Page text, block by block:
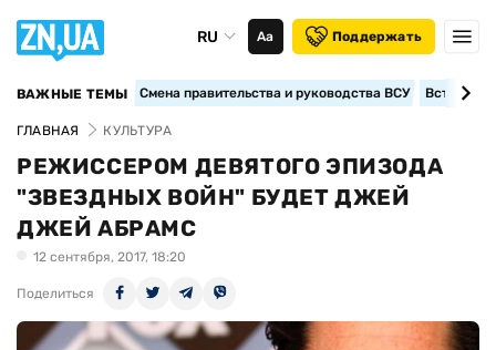
RU Аа Поддержать
ВАЖНЫЕ ТЕМЫ Смена правительства и руководства ВСУ
ГЛАВНАЯ КУЛЬТУРА
РЕЖИССЕРОМ ДЕВЯТОГО ЭПИЗОДА
"ЗВЕЗДНЫХ ВОЙН" БУДЕТ ДЖЕЙ
ДЖЕЙ АБРАМС
12 сентября, 2017, 18:20
Поделиться